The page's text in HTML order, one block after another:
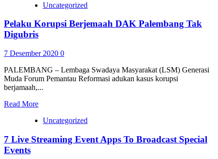
Uncategorized
Pelaku Korupsi Berjemaah DAK Palembang Tak
Digubris
7 Desember 2020 0
PALEMBANG – Lembaga Swadaya Masyarakat (LSM) Generasi
Muda Forum Pemantau Reformasi adukan kasus korupsi
berjamaah,...
Read More
Uncategorized
7 Live Streaming Event Apps To Broadcast Special
Events